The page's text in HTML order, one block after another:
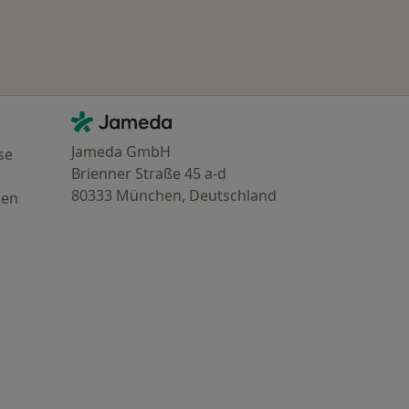
Kontakt
Jameda - Startseite
Jameda GmbH
Brienner Straße 45 a-d
80333 München, Deutschland